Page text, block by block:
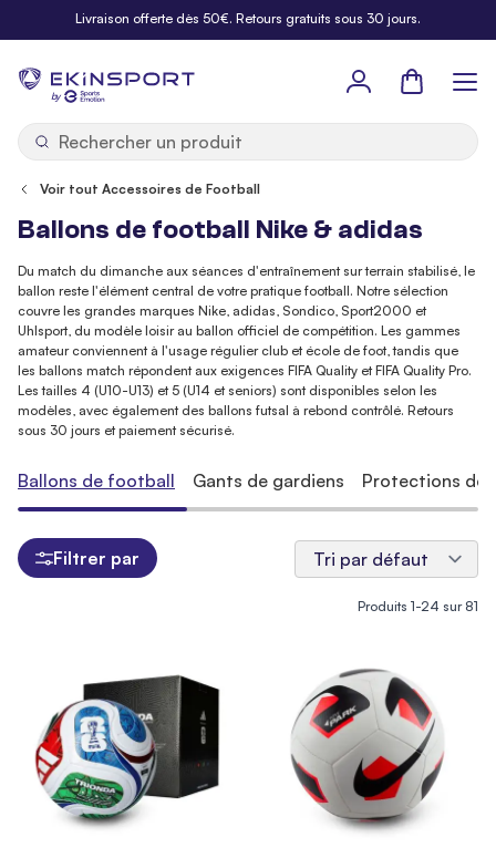
Allez au contenuLivraison offerte dès 50€. Retours gratuits sous 30 jours.
by
Panier
Voir tout Accessoires de Football
Ballons de football Nike & adidas
Du match du dimanche aux séances d'entraînement sur terrain stabilisé, le
ballon reste l'élément central de votre pratique football. Notre sélection
couvre les grandes marques Nike, adidas, Sondico, Sport2000 et
Uhlsport, du modèle loisir au ballon officiel de compétition. Les gammes
amateur conviennent à l'usage régulier club et école de foot, tandis que
les ballons match répondent aux exigences FIFA Quality et FIFA Quality Pro.
Les tailles 4 (U10-U13) et 5 (U14 et seniors) sont disponibles selon les
modèles, avec également des ballons futsal à rebond contrôlé. Retours
sous 30 jours et paiement sécurisé.
Produits 1-24 sur81
Ballons de football Gants de gardiens Protections de
Filtrer par